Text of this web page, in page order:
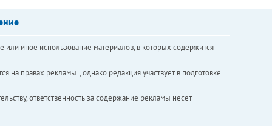
иное использование материалов, в которых содержится
правах рекламы. , однако редакция участвует в подготовке
ответственность за содержание рекламы несет